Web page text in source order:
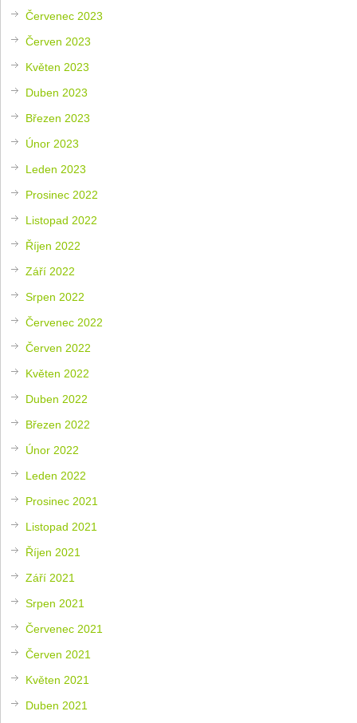
Červenec 2023
Červen 2023
Květen 2023
Duben 2023
Březen 2023
Únor 2023
Leden 2023
Prosinec 2022
Listopad 2022
Říjen 2022
Září 2022
Srpen 2022
Červenec 2022
Červen 2022
Květen 2022
Duben 2022
Březen 2022
Únor 2022
Leden 2022
Prosinec 2021
Listopad 2021
Říjen 2021
Září 2021
Srpen 2021
Červenec 2021
Červen 2021
Květen 2021
Duben 2021